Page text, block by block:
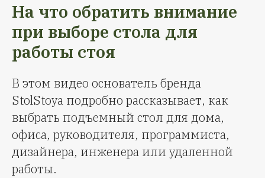
На что обратить внимание
при выборе стола для
работы стоя
В этом видео основатель бренда
StolStoya подробно рассказывает, как
выбрать подъемный стол для дома,
офиса, руководителя, программиста,
дизайнера, инженера или удаленной
работы.